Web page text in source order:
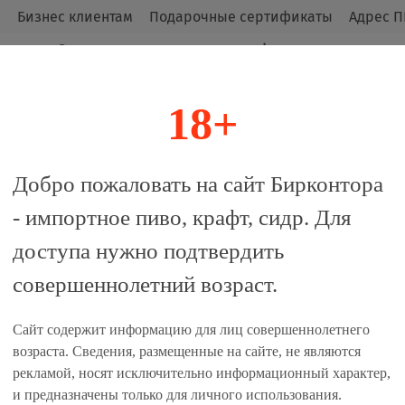
Бизнес клиентам Подарочные сертификаты Адрес
Оригинальные продукты от официальных
Доппельбок / AF Brew
Характеристики
18+
Добро пожаловать на сайт Бирконтора
- импортное пиво, крафт, сидр. Для
доступа нужно подтвердить
совершеннолетний возраст.
Сайт содержит информацию для лиц совершеннолетнего
возраста. Сведения, размещенные на сайте, не являются
рекламой, носят исключительно информационный характер,
и предназначены только для личного использования.